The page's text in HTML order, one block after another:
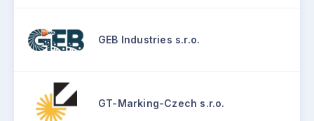
GEB Industries s.r.o.
GT-Marking-Czech s.r.o.